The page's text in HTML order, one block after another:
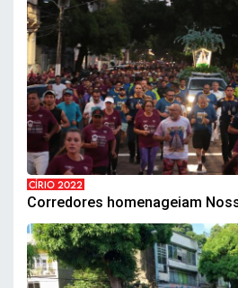
CÍRIO 2022
Corredores homenageiam